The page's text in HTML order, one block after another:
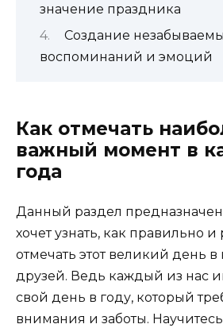
значение праздника
Создание
воспоминаний и эмоций
Как отмечать
важный момент в
года
Данный раздел предназначен
хочет узнать, как правильно и
отмечать этот великий день в
друзей. Ведь каждый из нас
свой день в году, который
внимания и заботы. Научитесь